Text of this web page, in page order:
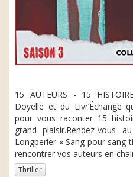
15 AUTEURS - 15
Doyelle et du Livr’Échange
pour vous raconter 15
grand plaisir.Rendez-vous
Longperier « Sang pour sang
rencontrer vos auteurs en
Thriller